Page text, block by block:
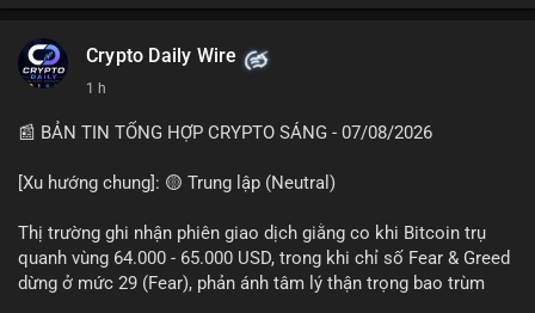
Crypto Daily Wire
1 h
📰 BẢN TIN TỔNG HỢP CRYPTO SÁNG - 07/08/2026
[Xu hướng chung]: 🟡 Trung lập (Neutral)
Thị trường ghi nhận phiên giao dịch giằng co khi Bitcoin trụ
quanh vùng 64.000 - 65.000 USD, trong khi chỉ số Fear & Greed
dừng ở mức 29 (Fear), phản ánh tâm lý thận trọng bao trùm